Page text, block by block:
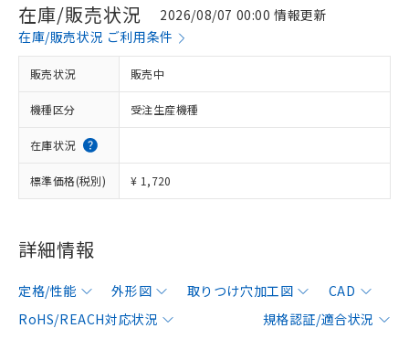
在庫/販売状況
2026/08/07 00:00 情報更新
在庫/販売状況 ご利用条件
販売状況 販売中
機種区分 受注生産機種
在庫状況
標準価格(税別) ¥ 1,720
詳細情報
定格/性能 外形図 取りつけ穴加工図
CAD
RoHS/REACH対応状況
規格認証/適合状況